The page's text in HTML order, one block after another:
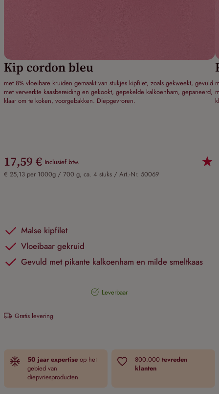
Kip cordon bleu
met 8% vloeibare kruiden gemaakt van stukjes kipfilet, zoals gekweekt, gevuld
met verwerkte kaasbereiding en gekookt, gepekelde kalkoenham, gepaneerd,
klaar om te koken, voorgebakken. Diepgevroren.
17,59 € Inclusief btw.
€ 25,13 per 1000g / 700 g, ca. 4 stuks / Art.-Nr. 50069
Malse kipfilet
Vloeibaar gekruid
Gevuld met pikante kalkoenham en milde smeltkaas
Leverbaar
Gratis levering
50 jaar expertise op het
gebied van
diepvriesproducten
800.000 tevreden
klanten